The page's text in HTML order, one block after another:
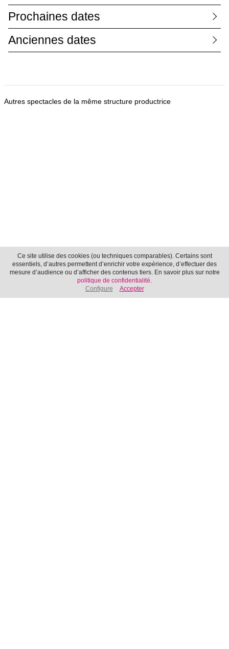
Prochaines dates
Anciennes dates
Autres spectacles de la même structure productrice
Chutes Libres
Ce site utilise des cookies (ou techniques comparables). Certains sont
essentiels, d’autres permettent d’enrichir votre expérience, d’effectuer des
mesure d’audience ou d’afficher des contenus tiers. En savoir plus sur notre
politique de confidentialité.
Configure
Accepter